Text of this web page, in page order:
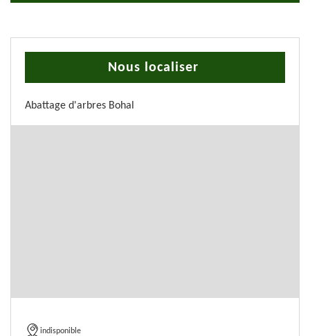
Nous localiser
Abattage d'arbres Bohal
indisponible